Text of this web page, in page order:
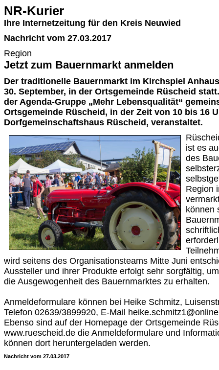
NR-Kurier
Ihre Internetzeitung für den Kreis Neuwied
Nachricht vom 27.03.2017
Region
Jetzt zum Bauernmarkt anmelden
Der traditionelle Bauernmarkt im Kirchspiel
30. September, in der Ortsgemeinde Rüscheid
der Agenda-Gruppe „Mehr Lebensqualität“
Ortsgemeinde Rüscheid, in der Zeit von 10 bis 16
Dorfgemeinschaftshaus Rüscheid, veranstaltet.
ist es
des
Region
können
wird seitens des Organisationsteams Mitte Juni
Aussteller und ihrer Produkte erfolgt sehr sorgfältig,
die Ausgewogenheit des Bauernmarktes zu erhalten.
Anmeldeformulare können bei Heike Schmitz,
Telefon 02639/3899920, E-Mail
Ebenso sind auf der Homepage der Ortsgemeinde
www.ruescheid.de die Anmeldeformulare und
können dort heruntergeladen werden.
Nachricht vom 27.03.2017